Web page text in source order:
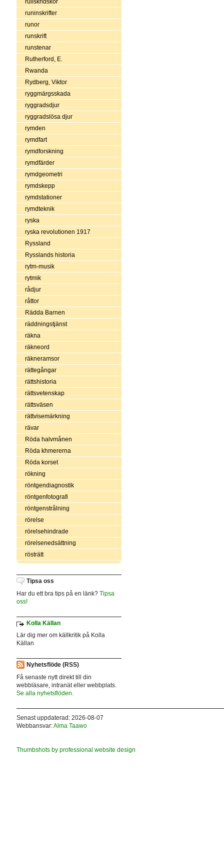
rullskridskor
runinskrifter
runor
runskrift
runstenar
Rutherford, E.
Rwanda
Rydberg, Viktor
ryggmärgsskada
ryggradsdjur
ryggradslösa djur
rymden
rymdfart
rymdforskning
rymdfärder
rymdgeometri
rymdskepp
rymdstationer
rymdteknik
ryska
ryska revolutionen 1917
Ryssland
Rysslands historia
rytm-musik
rytmik
rådjur
råttor
Rädda Barnen
räddningstjänst
räkna
räkneord
räkneramsor
rättegångar
rättshistoria
rättsvetenskap
rättsväsen
rättvisemärkning
rävar
Röda halvmånen
Röda khmererna
Röda korset
rökning
röntgendiagnostik
röntgenfotografi
röntgenstrålning
rörelse
rörelsehindrade
rörelsenedsättning
rösträtt
Tipsa oss
Har du ett bra tips på en länk? Tipsa
oss!
Kolla Källan
Lär dig mer om källkritik på Kolla
Källan
Nyhetsflöde (RSS)
Få senaste nytt direkt till din
webbläsare, intranät eller webbplats.
Se alla nyhetsflöden.
Senast uppdaterad: 2026-08-07
Webbansvar:Alma Taawo
Thumbshots by professional website design